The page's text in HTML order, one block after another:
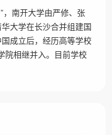
，南开大学由严修、张
大学在长沙合并组建国
成立后，经历高等学校
院相继并入。目前学校